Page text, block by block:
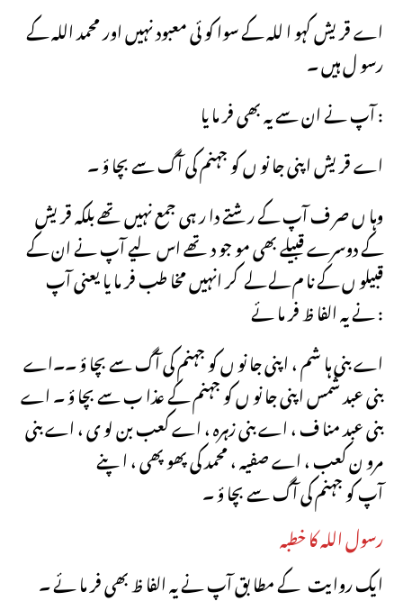
اے قریش کہو ا للہ کے سوا کو ئی معبود نہیں اور محمد اللہ کے
رسو ل ہیں ۔
آپ نے ان سے یہ بھی فر ما یا :
اے قریش اپنی جا نو ں کو جہنم کی آگ سے بچا ؤ ۔
وہا ں صر ف آپ کے ر شتے دا ر ہی جمع نہیں تھے بلکہ قر یش
کے دوسرے قبیلے بھی مو جو د تھے اس لیے آپ نے ان کے
قبیلو ں کے نا م لے لے کر انہیں مخا طب فر ما یا یعنی آپ
نے یہ الفا ظ فر ما ئے :
اے بنی ہا شم ، اپنی جا نو ں کو جہنم کی آگ سے بچا ؤ ۔۔اے
بنی عبد شمس اپنی جا نو ں کو جہنم کے عذا ب سے بچا ؤ ۔ اے
بنی عبد منا ف ، اے بنی زہرہ ، اے کعب بن لو ی ، اے بنی
مرو ن کعب ، اے صفیہ ، محمد کی پھو پھی ، اپنے
آپ کو جہنم کی آگ سے بچا ؤ ۔
رسول اللہ کا خطبہ
ایک روایت کے مطا بق آپ نے یہ الفا ظ بھی فر ما ئے ۔